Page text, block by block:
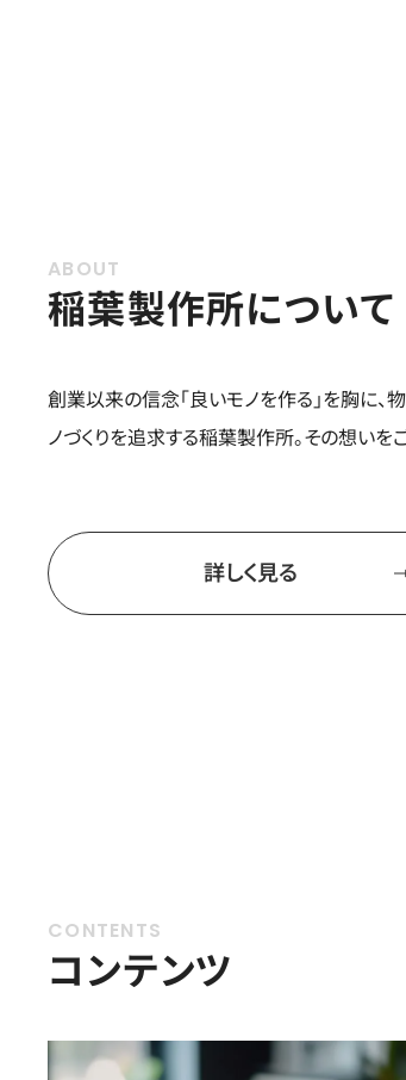
稲葉製作所について
創業以来の信念「良いモノを作る」を胸に、
ノづくりを追求する稲葉製作所。その想いを
詳しく見る
コンテンツ